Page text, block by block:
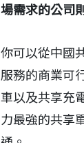
場需求的公司
你可以從中國
服務的商業可
車以及共享充
力最強的共享